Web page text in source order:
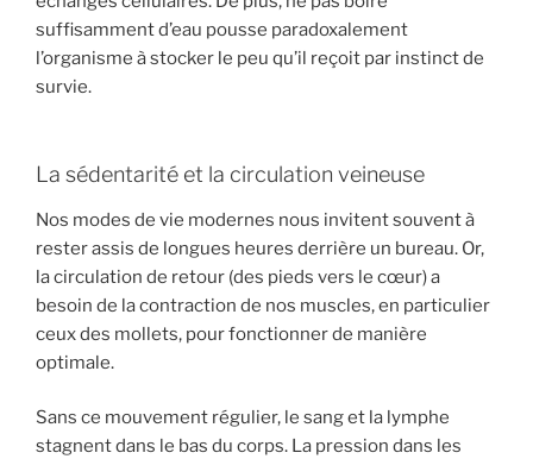
suffisamment d’eau pousse paradoxalement
l’organisme à stocker le peu qu’il reçoit par instinct de
survie.
La sédentarité et la circulation veineuse
Nos modes de vie modernes nous invitent souvent à
rester assis de longues heures derrière un bureau. Or,
la circulation de retour (des pieds vers le cœur) a
besoin de la contraction de nos muscles, en particulier
ceux des mollets, pour fonctionner de manière
optimale.
Sans ce mouvement régulier, le sang et la lymphe
stagnent dans le bas du corps. La pression dans les